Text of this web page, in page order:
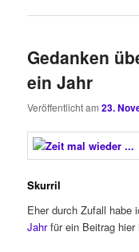
Gedanken
ein Jahr
Veröffentlicht am23.
Skurril
Eher durch Zufall habe
Jahrfür ein Beitrag hier